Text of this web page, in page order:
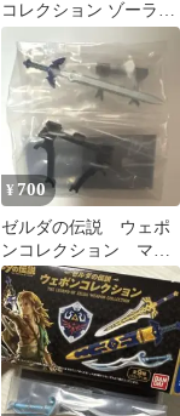
コレクション ゾーラの
大剣
¥700
ゼルダの伝説 ウェポ
ンコレクション マス
ターソード